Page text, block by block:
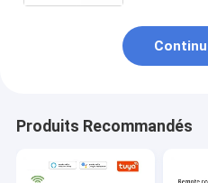
Produits Recommandés